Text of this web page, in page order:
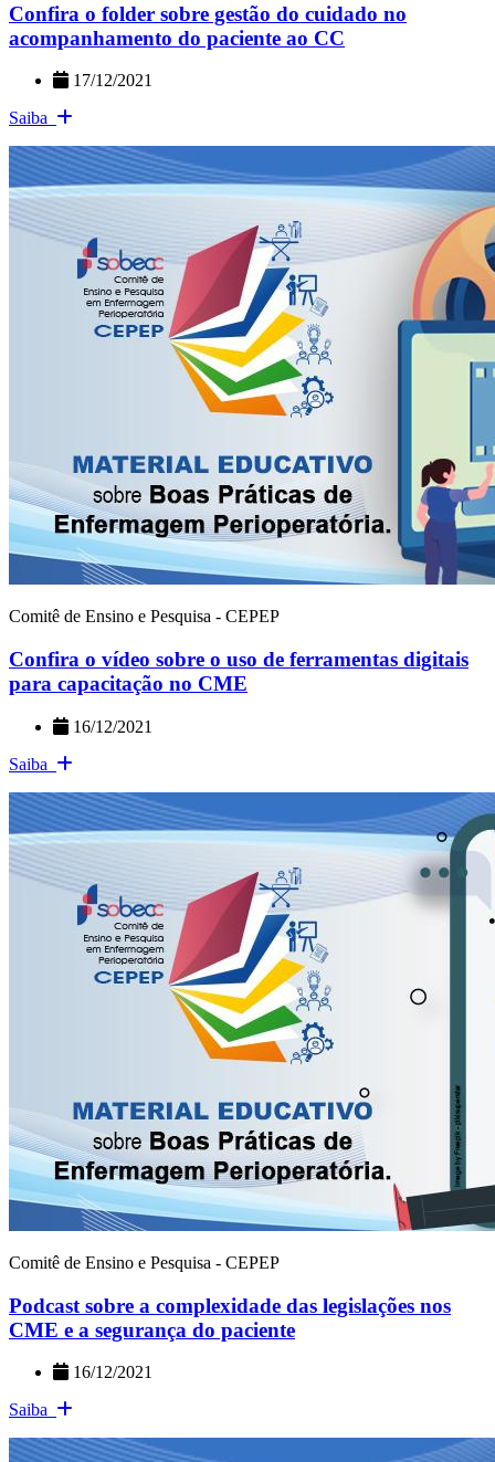
Confira o folder sobre gestão do cuidado no
acompanhamento do paciente ao CC
17/12/2021
Saiba
Comitê de Ensino e Pesquisa - CEPEP
Confira o vídeo sobre o uso de ferramentas digitais
para capacitação no CME
16/12/2021
Saiba
Comitê de Ensino e Pesquisa - CEPEP
Podcast sobre a complexidade das legislações nos
CME e a segurança do paciente
16/12/2021
Saiba